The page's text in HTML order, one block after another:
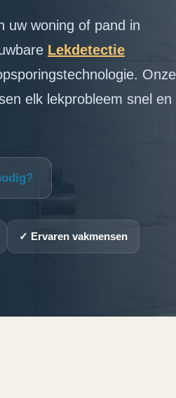
uw woning of pand in
Lekdetectie
Onze
elk lekprobleem snel en
✓ Ervaren vakmensen